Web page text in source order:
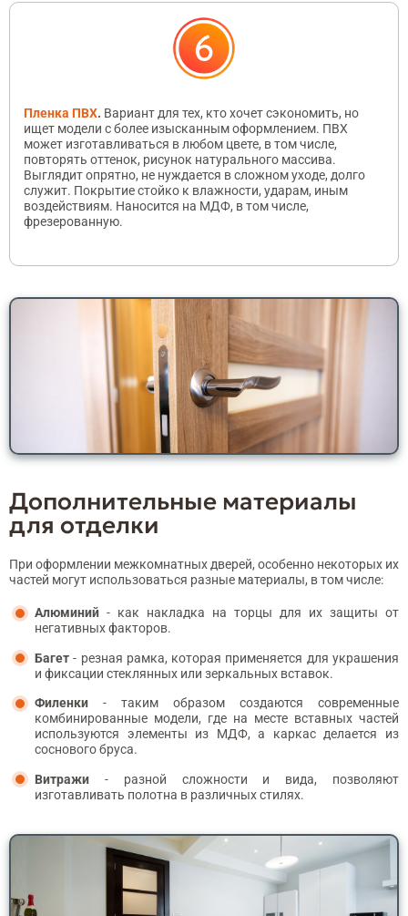
Пленка ПВХ. Вариант для тех, кто хочет сэкономить, но
ищет модели с более изысканным оформлением. ПВХ
может изготавливаться в любом цвете, в том числе,
повторять оттенок, рисунок натурального массива.
Выглядит опрятно, не нуждается в сложном уходе, долго
служит. Покрытие стойко к влажности, ударам, иным
воздействиям. Наносится на МДФ, в том числе,
фрезерованную.
Дополнительные материалы
для отделки
При оформлении межкомнатных дверей, особенно некоторых их
частей могут использоваться разные материалы, в том числе:
Алюминий - как накладка на торцы для их защиты от
негативных факторов.
Багет- резная рамка, которая применяется для украшения
и фиксации стеклянных или зеркальных вставок.
Филенки - таким образом создаются современные
комбинированные модели, где на месте вставных частей
используются элементы из МДФ, а каркас делается из
соснового бруса.
Витражи - разной сложности и вида, позволяют
изготавливать полотна в различных стилях.